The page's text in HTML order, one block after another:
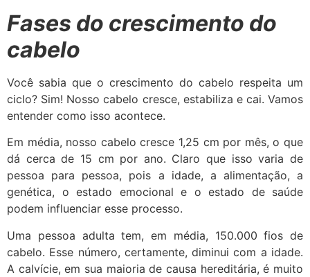
Fases do crescimento do
cabelo
Você sabia que o crescimento do cabelo respeita um
ciclo? Sim! Nosso cabelo cresce, estabiliza e cai. Vamos
entender como isso acontece.
Em média, nosso cabelo cresce 1,25 cm por mês, o que
dá cerca de 15 cm por ano. Claro que isso varia de
pessoa para pessoa, pois a idade, a alimentação, a
genética, o estado emocional e o estado de saúde
podem influenciar esse processo.
Uma pessoa adulta tem, em média, 150.000 fios de
cabelo. Esse número, certamente, diminui com a idade.
A calvície, em sua maioria de causa hereditária, é muito